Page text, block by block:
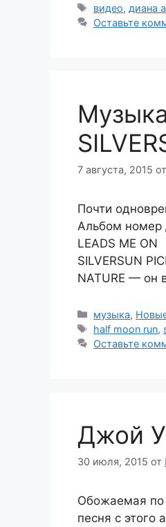
Метки
видео, диана
Оставьте
7 августа, 2015 от
Почти
Альбом номер
LEADS ME
SILVERSUN
NATURE — он
Рубрики
музыка,
Метки
half moon run,
Оставьте
Джой
30 июля, 2015 от
Обожаемая по
песня с этого